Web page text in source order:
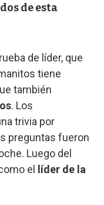
de esta
de líder, que
tiene
también
. Los
trivia por
preguntas fueron
Luego del
el
líder de la